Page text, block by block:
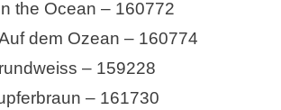
the Ocean – 160772
dem Ozean – 160774
– 159228
– 161730